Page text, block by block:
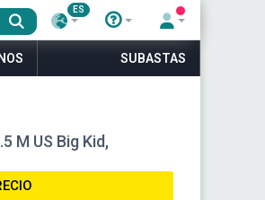
ES
SUBASTAS
M US Big Kid,